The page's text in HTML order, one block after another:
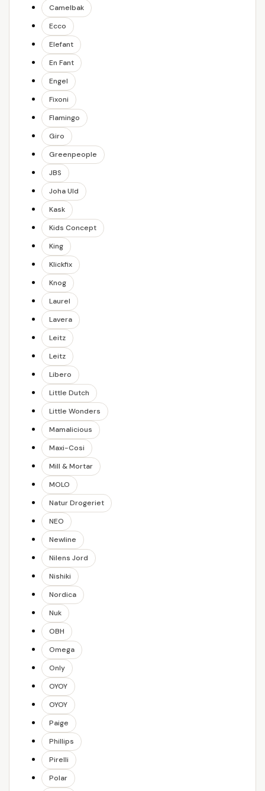
Camelbak
Ecco
Elefant
En Fant
Engel
Fixoni
Flamingo
Giro
Greenpeople
JBS
Joha Uld
Kask
Kids Concept
King
Klickfix
Knog
Laurel
Lavera
Leitz
Leitz
Libero
Little Dutch
Little Wonders
Mamalicious
Maxi-Cosi
Mill & Mortar
MOLO
Natur Drogeriet
NEO
Newline
Nilens Jord
Nishiki
Nordica
Nuk
OBH
Omega
Only
OYOY
OYOY
Paige
Phillips
Pirelli
Polar